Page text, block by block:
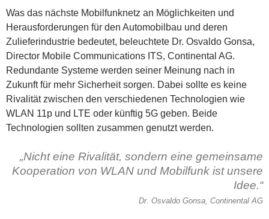
Was das nächste Mobilfunknetz an Möglichkeiten und
Herausforderungen für den Automobilbau und deren
Zulieferindustrie bedeutet, beleuchtete Dr. Osvaldo Gonsa,
Director Mobile Communications ITS, Continental AG.
Redundante Systeme werden seiner Meinung nach in
Zukunft für mehr Sicherheit sorgen. Dabei sollte es keine
Rivalität zwischen den verschiedenen Technologien wie
WLAN 11p und LTE oder künftig 5G geben. Beide
Technologien sollten zusammen genutzt werden.
„Nicht eine Rivalität, sondern eine gemeinsame
Kooperation von WLAN und Mobilfunk ist unsere
Idee.“
Dr. Osvaldo Gonsa, Continental AG